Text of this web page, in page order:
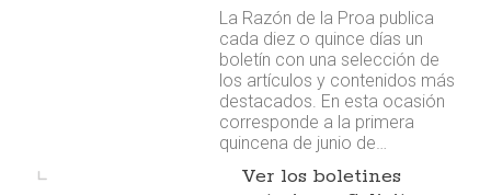
La Razón de la Proa publica
cada diez o quince días un
boletín con una selección de
los artículos y contenidos más
destacados. En esta ocasión
corresponde a la primera
quincena de junio de…
Ver los boletines